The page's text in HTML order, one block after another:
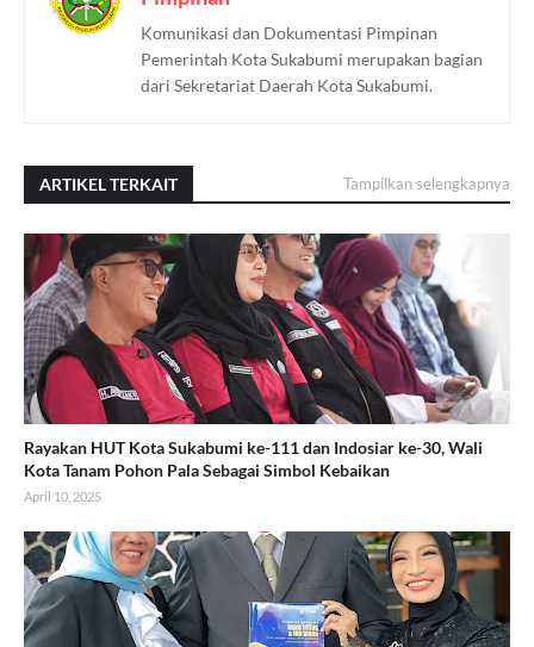
Komunikasi dan Dokumentasi Pimpinan
Pemerintah Kota Sukabumi merupakan bagian
dari Sekretariat Daerah Kota Sukabumi.
ARTIKEL TERKAIT Tampilkan selengkapnya
Rayakan HUT Kota Sukabumi ke-111 dan Indosiar ke-30, Wali
Kota Tanam Pohon Pala Sebagai Simbol Kebaikan
April 10, 2025